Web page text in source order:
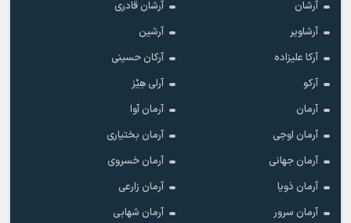
آرشان
آرشان قادری
آرشاویر
آرشین
آرکا علیزاده
آرکان حسینی
آرکو
آرلی هِیْز
آرمان
آرمان آوا
آرمان اوجی
آرمان بختیاری
آرمان جهانی
آرمان خسروی
آرمان ذویا
آرمان زارعی
آرمان سرور
آرمان شهابی